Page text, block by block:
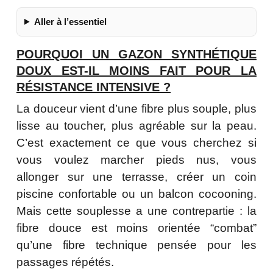
Aller à l’essentiel
POURQUOI UN GAZON SYNTHÉTIQUE
DOUX EST-IL MOINS FAIT POUR LA
RÉSISTANCE INTENSIVE ?
La douceur vient d’une fibre plus souple, plus
lisse au toucher, plus agréable sur la peau.
C’est exactement ce que vous cherchez si
vous voulez marcher pieds nus, vous
allonger sur une terrasse, créer un coin
piscine confortable ou un balcon cocooning.
Mais cette souplesse a une contrepartie : la
fibre douce est moins orientée “combat”
qu’une fibre technique pensée pour les
passages répétés.